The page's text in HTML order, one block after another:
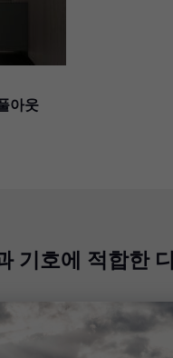
아웃
기호에 적합한